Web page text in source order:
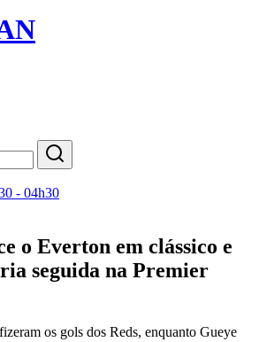
- 04h30
o Everton em clássico e
seguida na Premier
os gols dos Reds, enquanto Gueye